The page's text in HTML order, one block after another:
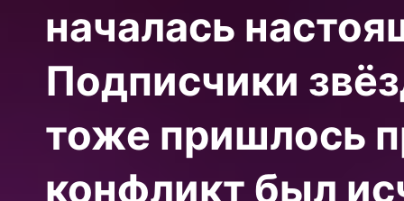
началась
Подписчики
тоже пришлось
конфликт был